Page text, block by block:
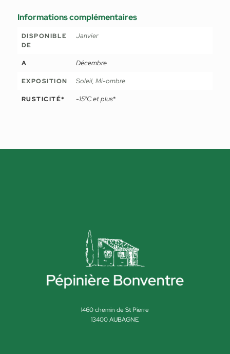
Informations complémentaires
DISPONIBLE
DE
Janvier
A Décembre
EXPOSITION Soleil, Mi-ombre
RUSTICITÉ* -15°C et plus*
1460 chemin de St Pierre
13400 AUBAGNE